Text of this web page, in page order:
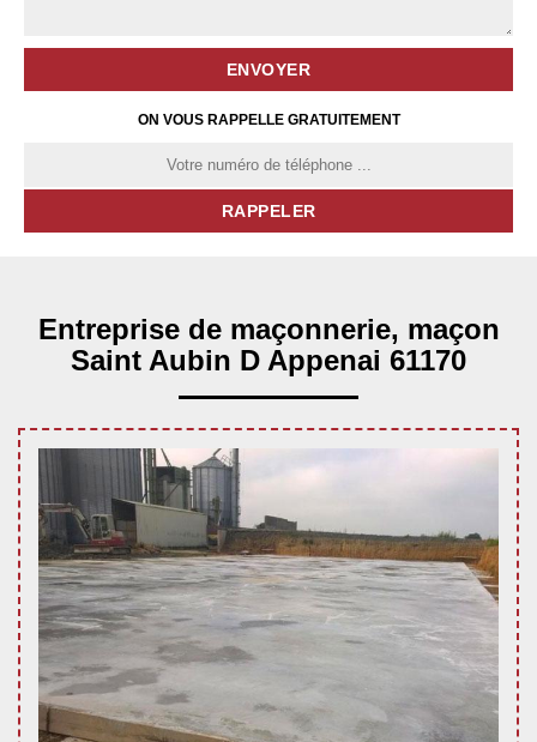
ON VOUS RAPPELLE GRATUITEMENT
Entreprise de maçonnerie, maçon
Saint Aubin D Appenai 61170